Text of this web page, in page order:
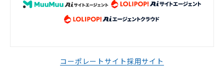
コーポレートサイト採用サイト